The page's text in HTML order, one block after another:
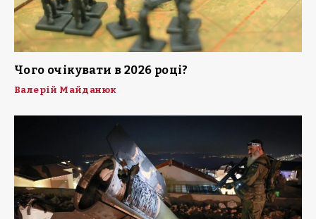
Чого очікувати в 2026 році?
Валерій Майданюк